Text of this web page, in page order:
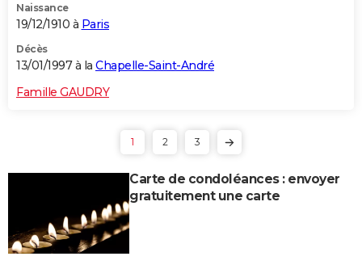
Naissance
19/12/1910 à Paris
Décès
13/01/1997 à la Chapelle-Saint-André
Famille GAUDRY
1 2 3
Carte de condoléances : envoyer
gratuitement une carte